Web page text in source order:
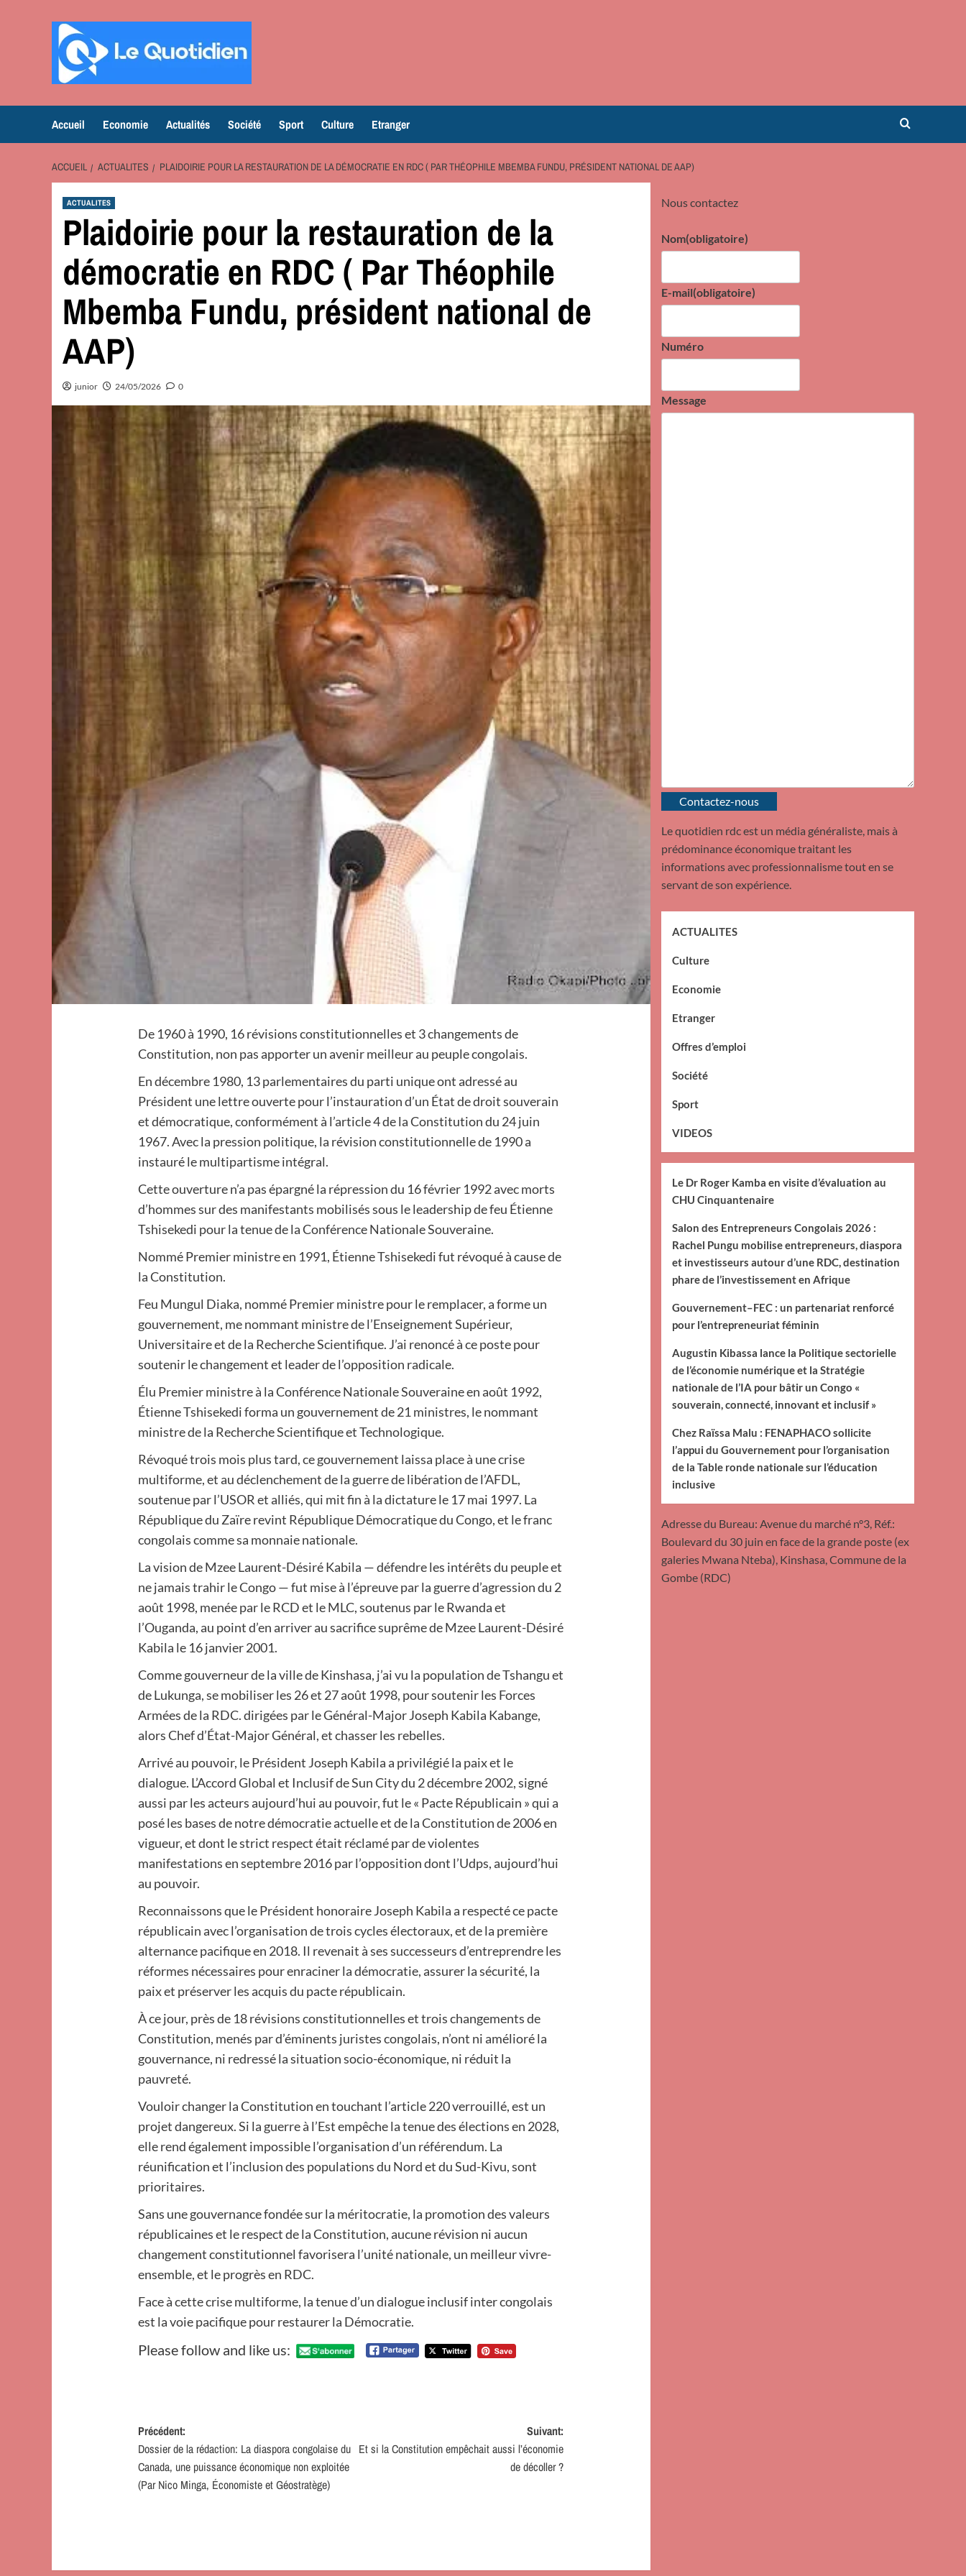
Accueil Economie Actualités Société Sport Culture Etranger
ACCUEIL ACTUALITES PLAIDOIRIE POUR LA RESTAURATION DE LA DÉMOCRATIE EN RDC ( PAR THÉOPHILE MBEMBA FUNDU, PRÉSIDENT NATIONAL DE AAP)
ACTUALITES
Plaidoirie pour la restauration de la
démocratie en RDC ( Par Théophile
Mbemba Fundu, président national de
AAP)
junior 24/05/2026 0
De 1960 à 1990, 16 révisions constitutionnelles et 3 changements de
Constitution, non pas apporter un avenir meilleur au peuple congolais.
En décembre 1980, 13 parlementaires du parti unique ont adressé au
Président une lettre ouverte pour l’instauration d’un État de droit souverain
et démocratique, conformément à l’article 4 de la Constitution du 24 juin
1967. Avec la pression politique, la révision constitutionnelle de 1990 a
instauré le multipartisme intégral.
Cette ouverture n’a pas épargné la répression du 16 février 1992 avec morts
d’hommes sur des manifestants mobilisés sous le leadership de feu Étienne
Tshisekedi pour la tenue de la Conférence Nationale Souveraine.
Nommé Premier ministre en 1991, Étienne Tshisekedi fut révoqué à cause de
la Constitution.
Feu Mungul Diaka, nommé Premier ministre pour le remplacer, a forme un
gouvernement, me nommant ministre de l’Enseignement Supérieur,
Universitaire et de la Recherche Scientifique. J’ai renoncé à ce poste pour
soutenir le changement et leader de l’opposition radicale.
Élu Premier ministre à la Conférence Nationale Souveraine en août 1992,
Étienne Tshisekedi forma un gouvernement de 21 ministres, le nommant
ministre de la Recherche Scientifique et Technologique.
Révoqué trois mois plus tard, ce gouvernement laissa place à une crise
multiforme, et au déclenchement de la guerre de libération de l’AFDL,
soutenue par l’USOR et alliés, qui mit fin à la dictature le 17 mai 1997. La
République du Zaïre revint République Démocratique du Congo, et le franc
congolais comme sa monnaie nationale.
La vision de Mzee Laurent-Désiré Kabila — défendre les intérêts du peuple et
ne jamais trahir le Congo — fut mise à l’épreuve par la guerre d’agression du 2
août 1998, menée par le RCD et le MLC, soutenus par le Rwanda et
l’Ouganda, au point d’en arriver au sacrifice suprême de Mzee Laurent-Désiré
Kabila le 16 janvier 2001.
Comme gouverneur de la ville de Kinshasa, j’ai vu la population de Tshangu et
de Lukunga, se mobiliser les 26 et 27 août 1998, pour soutenir les Forces
Armées de la RDC. dirigées par le Général-Major Joseph Kabila Kabange,
alors Chef d’État-Major Général, et chasser les rebelles.
Arrivé au pouvoir, le Président Joseph Kabila a privilégié la paix et le
dialogue. L’Accord Global et Inclusif de Sun City du 2 décembre 2002, signé
aussi par les acteurs aujourd’hui au pouvoir, fut le « Pacte Républicain » qui a
posé les bases de notre démocratie actuelle et de la Constitution de 2006 en
vigueur, et dont le strict respect était réclamé par de violentes
manifestations en septembre 2016 par l’opposition dont l’Udps, aujourd’hui
au pouvoir.
Reconnaissons que le Président honoraire Joseph Kabila a respecté ce pacte
républicain avec l’organisation de trois cycles électoraux, et de la première
alternance pacifique en 2018. Il revenait à ses successeurs d’entreprendre les
réformes nécessaires pour enraciner la démocratie, assurer la sécurité, la
paix et préserver les acquis du pacte républicain.
À ce jour, près de 18 révisions constitutionnelles et trois changements de
Constitution, menés par d’éminents juristes congolais, n’ont ni amélioré la
gouvernance, ni redressé la situation socio-économique, ni réduit la
pauvreté.
Vouloir changer la Constitution en touchant l’article 220 verrouillé, est un
projet dangereux. Si la guerre à l’Est empêche la tenue des élections en 2028,
elle rend également impossible l’organisation d’un référendum. La
réunification et l’inclusion des populations du Nord et du Sud-Kivu, sont
prioritaires.
Sans une gouvernance fondée sur la méritocratie, la promotion des valeurs
républicaines et le respect de la Constitution, aucune révision ni aucun
changement constitutionnel favorisera l’unité nationale, un meilleur vivre-
ensemble, et le progrès en RDC.
Face à cette crise multiforme, la tenue d’un dialogue inclusif inter congolais
est la voie pacifique pour restaurer la Démocratie.
Please follow and like us:
Navigation
d’article
Précédent:
Dossier de la rédaction: La diaspora congolaise du
Canada, une puissance économique non exploitée
(Par Nico Minga, Économiste et Géostratège)
Suivant:
Et si la Constitution empêchait aussi l’économie
de décoller ?
Nous contactez
Nom(obligatoire)
E-mail(obligatoire)
Numéro
Message
Contactez-nous
Le quotidien rdc est un média généraliste, mais à
prédominance économique traitant les
informations avec professionnalisme tout en se
servant de son expérience.
ACTUALITES
Culture
Economie
Etranger
Offres d’emploi
Société
Sport
VIDEOS
Le Dr Roger Kamba en visite d’évaluation au
CHU Cinquantenaire
Salon des Entrepreneurs Congolais 2026 :
Rachel Pungu mobilise entrepreneurs, diaspora
et investisseurs autour d’une RDC, destination
phare de l’investissement en Afrique
Gouvernement–FEC : un partenariat renforcé
pour l’entrepreneuriat féminin
Augustin Kibassa lance la Politique sectorielle
de l’économie numérique et la Stratégie
nationale de l’IA pour bâtir un Congo «
souverain, connecté, innovant et inclusif »
Chez Raïssa Malu : FENAPHACO sollicite
l’appui du Gouvernement pour l’organisation
de la Table ronde nationale sur l’éducation
inclusive
Adresse du Bureau: Avenue du marché n°3, Réf.:
Boulevard du 30 juin en face de la grande poste (ex
galeries Mwana Nteba), Kinshasa, Commune de la
Gombe (RDC)